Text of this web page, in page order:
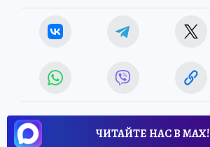
ЧИТАЙТЕ НАС В МАХ!